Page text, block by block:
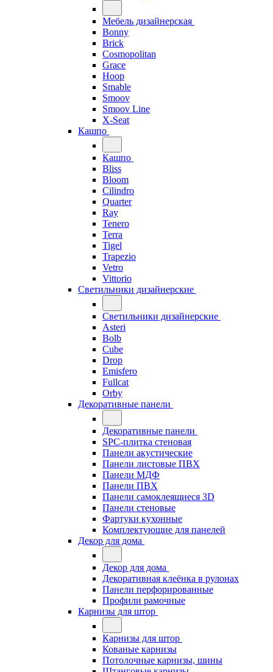
Мебель дизайнерская
Bonny
Brick
Cosmopolitan
Grace
Hoop
Smable
Smoov
Smoov Line
X-Seat
Кашпо
Кашпо
Bliss
Bloom
Cilindro
Quarter
Ray
Tenero
Terra
Tigel
Trapezio
Vetro
Vittorio
Светильники дизайнерские
Светильники дизайнерские
Asteri
Bolb
Cube
Drop
Emisfero
Fullcat
Orby
Декоративные панели
Декоративные панели
SPC-плитка стеновая
Панели акустические
Панели листовые ПВХ
Панели МДФ
Панели ПВХ
Панели самоклеящиеся 3D
Панели стеновые
Фартуки кухонные
Комплектующие для панелей
Декор для дома
Декор для дома
Декоративная клеёнка в рулонах
Панели перфорированные
Профили рамочные
Карнизы для штор
Карнизы для штор
Кованые карнизы
Потолочные карнизы, шины